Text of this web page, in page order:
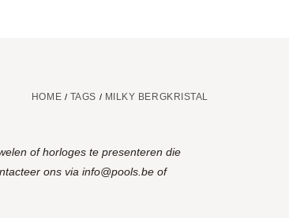
HOME / TAGS / MILKY BERGKRISTAL
of horloges te presenteren die
ons via info@pools.be of